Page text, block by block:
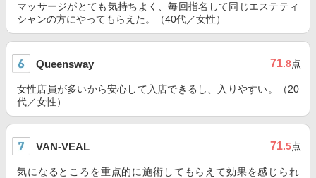
マッサージがとても気持ちよく、毎回指名して同じエステティ
シャンの方にやってもらえた。（40代／女性）
Queensway 71.8点
女性店員が多いから安心して入店できるし、入りやすい。（20
代／女性）
VAN-VEAL 71.5点
気になるところを重点的に施術してもらえて効果を感じられ